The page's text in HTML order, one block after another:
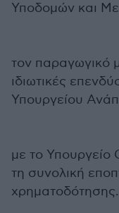
Υποδομών και
τον παραγωγικό
ιδιωτικές
Υπουργείου
με το Υπουργείο
τη συνολική
χρηματοδότησης.